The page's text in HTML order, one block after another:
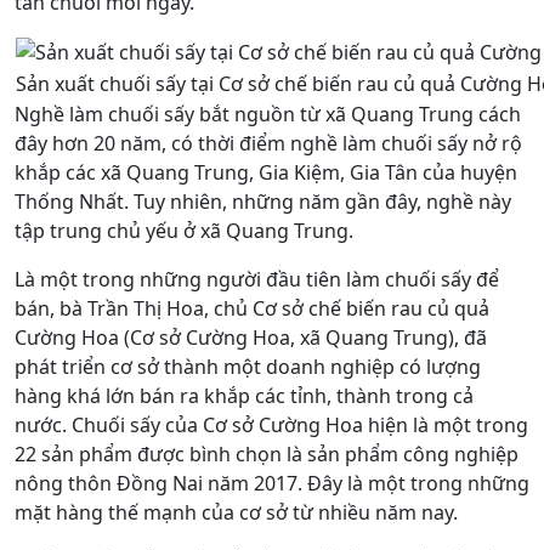
Sản xuất chuối sấy tại Cơ sở chế biến rau củ quả Cường
Nghề làm chuối sấy bắt nguồn từ xã Quang Trung cách
đây hơn 20 năm, có thời điểm nghề làm chuối sấy nở rộ
khắp các xã Quang Trung, Gia Kiệm, Gia Tân của huyện
Thống Nhất. Tuy nhiên, những năm gần đây, nghề này
tập trung chủ yếu ở xã Quang Trung.
Là một trong những người đầu tiên làm chuối sấy để
bán, bà Trần Thị Hoa, chủ Cơ sở chế biến rau củ quả
Cường Hoa (Cơ sở Cường Hoa, xã Quang Trung), đã
phát triển cơ sở thành một doanh nghiệp có lượng
hàng khá lớn bán ra khắp các tỉnh, thành trong cả
nước. Chuối sấy của Cơ sở Cường Hoa hiện là một trong
22 sản phẩm được bình chọn là sản phẩm công nghiệp
nông thôn Đồng Nai năm 2017. Đây là một trong những
mặt hàng thế mạnh của cơ sở từ nhiều năm nay.